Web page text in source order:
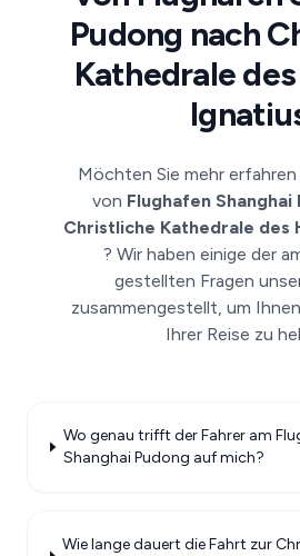
Pudong nach
Kathedrale
Möchten Sie mehr erfahren
von Flughafen Shanghai
Christliche Kathedrale des
? Wir haben einige der
gestellten Fragen
zusammengestellt, um
Ihrer Reise zu
Wo genau trifft der Fahrer am
Shanghai Pudong auf mich?
Wie lange dauert die Fahrt zur